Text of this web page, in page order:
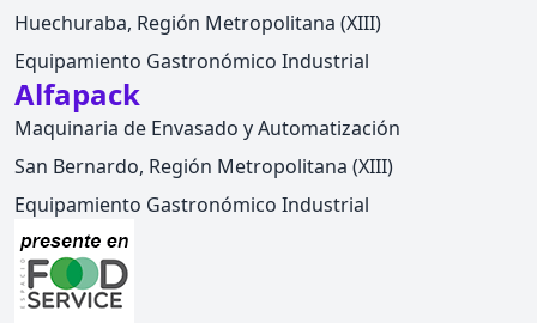
Huechuraba, Región Metropolitana (XIII)
Equipamiento Gastronómico Industrial
Alfapack
Maquinaria de Envasado y Automatización
San Bernardo, Región Metropolitana (XIII)
Equipamiento Gastronómico Industrial